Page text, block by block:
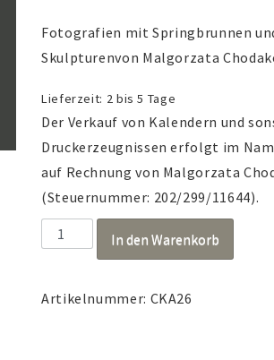
45,00 €30,00 €.
Fotografien mit Springbrunnen
Skulpturenvon Malgorzata
Lieferzeit: 2 bis 5 Tage
Der Verkauf von Kalendern und
Druckerzeugnissen erfolgt im
auf Rechnung von Malgorzata
(Steuernummer: 202/299/11644).
Blaue
Stunde
Menge
In den Warenkorb
Artikelnummer: CKA26